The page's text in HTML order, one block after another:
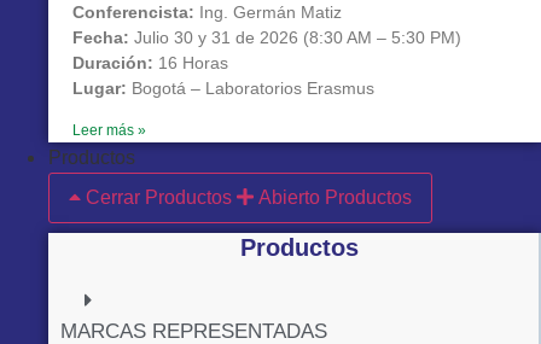
Conferencista: Ing. Germán Matiz
Fecha: Julio 30 y 31 de 2026 (8:30 AM – 5:30 PM)
Duración: 16 Horas
Lugar: Bogotá – Laboratorios Erasmus
Leer más »
Productos
Cerrar Productos
Abierto Productos
Productos
MARCAS REPRESENTADAS